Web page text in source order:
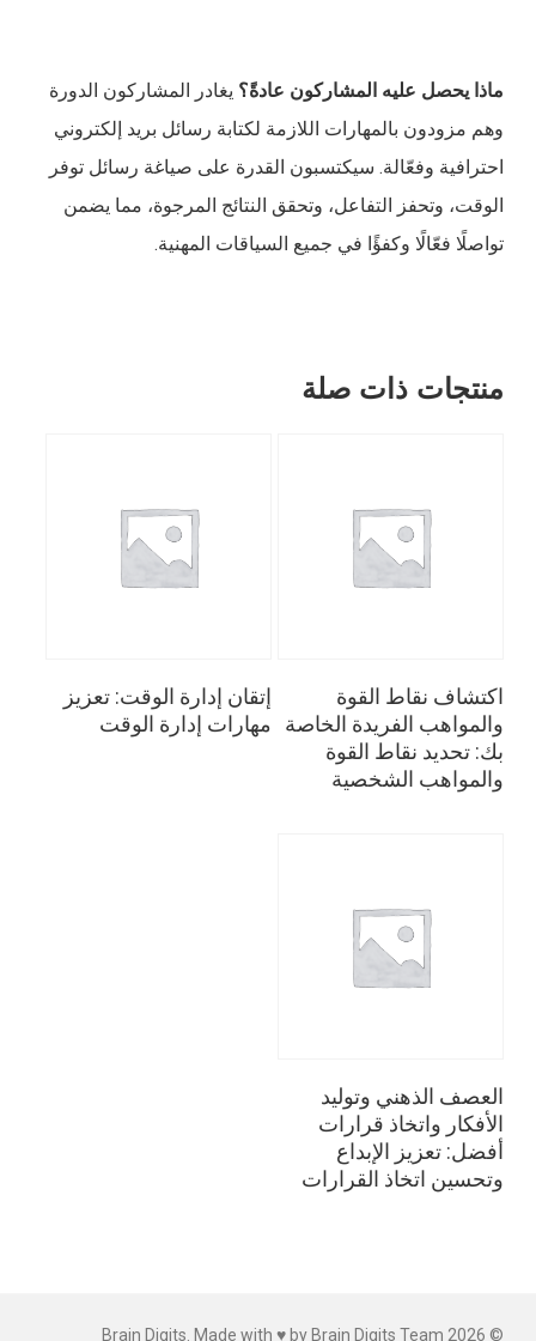
ماذا يحصل عليه المشاركون عادةً؟ يغادر المشاركون الدورة
وهم مزودون بالمهارات اللازمة لكتابة رسائل بريد إلكتروني
احترافية وفعّالة. سيكتسبون القدرة على صياغة رسائل توفر
الوقت، وتحفز التفاعل، وتحقق النتائج المرجوة، مما يضمن
تواصلًا فعّالًا وكفؤًا في جميع السياقات المهنية.
منتجات ذات صلة
قراءة المزيد
اكتشاف نقاط القوة
والمواهب الفريدة الخاصة
بك: تحديد نقاط القوة
والمواهب الشخصية
قراءة المزيد
إتقان إدارة الوقت: تعزيز
مهارات إدارة الوقت
قراءة المزيد
العصف الذهني وتوليد
الأفكار واتخاذ قرارات
أفضل: تعزيز الإبداع
وتحسين اتخاذ القرارات
© 2026 Brain Digits. Made with ♥ by Brain Digits Team